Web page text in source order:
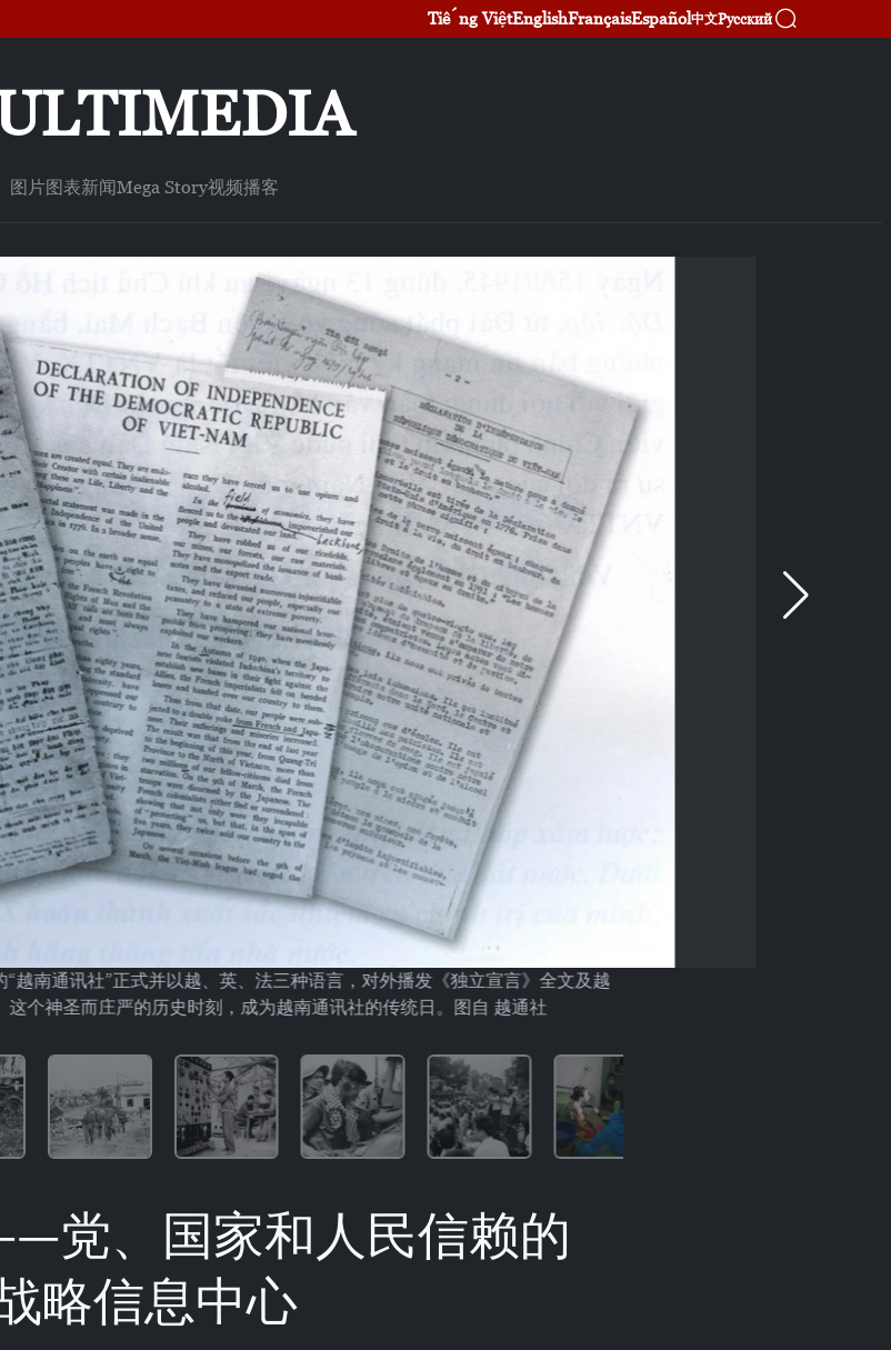
Tiếng ViệtEnglishFrançaisEspañol中文Русский
图片图表新闻Mega Story视频播客
越南通讯社”正式并以越、英、法三种语言，对外播发《独立宣言》全文及越
个神圣而庄严的历史时刻，成为越南通讯社的传统日。图自 越通社
党、国家和人民信赖的
略信息中心